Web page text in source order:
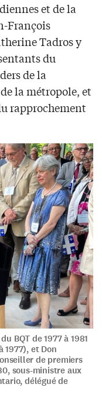
et de la
François
Tadros y
du
de la
la métropole, et
rapprochement
BQT de 1977 à 1981
1977), et Don
de premiers
sous-ministre aux
délégué de